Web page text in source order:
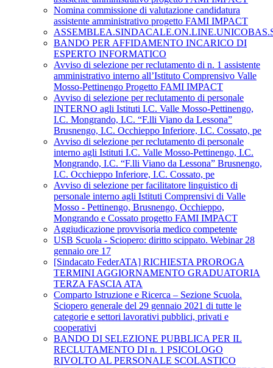
Nomina commissione di valutazione candidatura
assistente amministrativo progetto FAMI IMPACT
BANDO PER AFFIDAMENTO INCARICO DI
ESPERTO INFORMATICO
Avviso di selezione per reclutamento di n. 1 assistente
amministrativo interno all’Istituto Comprensivo Valle
Mosso-Pettinengo Progetto FAMI IMPACT
Avviso di selezione per reclutamento di personale
INTERNO agli Istituti I.C. Valle Mosso-Pettinengo,
I.C. Mongrando, I.C. “F.lli Viano da Lessona”
Brusnengo, I.C. Occhieppo Inferiore, I.C. Cossato, pe
Avviso di selezione per reclutamento di personale
interno agli Istituti I.C. Valle Mosso-Pettinengo, I.C.
Mongrando, I.C. “F.lli Viano da Lessona” Brusnengo,
I.C. Occhieppo Inferiore, I.C. Cossato, pe
Avviso di selezione per facilitatore linguistico di
personale interno agli Istituti Comprensivi di Valle
Mosso - Pettinengo, Brusnengo, Occhieppo,
Mongrando e Cossato progetto FAMI IMPACT
Aggiudicazione provvisoria medico competente
USB Scuola - Sciopero: diritto scippato. Webinar 28
gennaio ore 17
[Sindacato FederATA] RICHIESTA PROROGA
TERMINI AGGIORNAMENTO GRADUATORIA
TERZA FASCIA ATA
Comparto Istruzione e Ricerca – Sezione Scuola.
Sciopero generale del 29 gennaio 2021 di tutte le
categorie e settori lavorativi pubblici, privati e
cooperativi
BANDO DI SELEZIONE PUBBLICA PER IL
RECLUTAMENTO DI n. 1 PSICOLOGO
RIVOLTO AL PERSONALE SCOLASTICO